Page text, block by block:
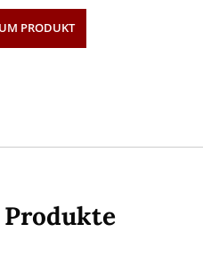
PRODUKT